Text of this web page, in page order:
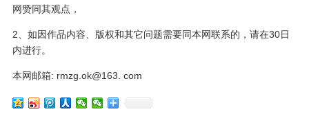
网赞同其观点，
2、如因作品内容、版权和其它问题需要同本网联系的，请在30日
内进行。
本网邮箱: rmzg.ok@163. com